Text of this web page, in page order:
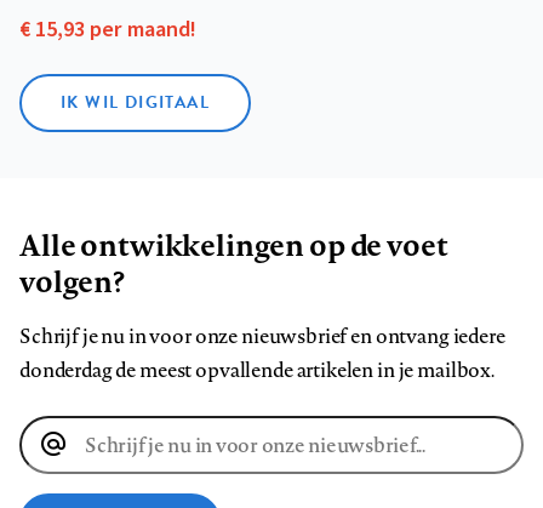
€ 15,93 per maand!
IK WIL DIGITAAL
Alle ontwikkelingen op de voet
volgen?
Schrijf je nu in voor onze nieuwsbrief en ontvang iedere
donderdag de meest opvallende artikelen in je mailbox.
E-
mailadres